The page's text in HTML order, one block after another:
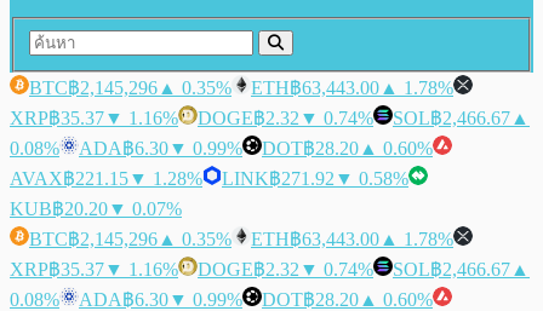
BTC฿2,145,296 ▲ 0.35% ETH฿63,443.00 ▲ 1.78%
XRP฿35.37▼ 1.16% DOGE฿2.32 ▼ 0.74% SOL฿2,466.67 ▲
0.08%
ADA฿6.30▼ 0.99% DOT฿28.20 ▲ 0.60%
AVAX฿221.15▼ 1.28% LINK฿271.92 ▼ 0.58%
KUB฿20.20▼ 0.07%
BTC฿2,145,296 ▲ 0.35% ETH฿63,443.00 ▲ 1.78%
XRP฿35.37▼ 1.16% DOGE฿2.32 ▼ 0.74% SOL฿2,466.67 ▲
0.08%
ADA฿6.30▼ 0.99% DOT฿28.20 ▲ 0.60%